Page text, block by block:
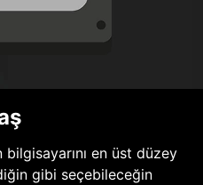
en üst düzey
gibi seçebileceğin